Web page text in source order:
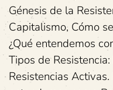
Génesis de la
Capitalismo, Cómo
¿Qué entendemos
Tipos de
Resistencias